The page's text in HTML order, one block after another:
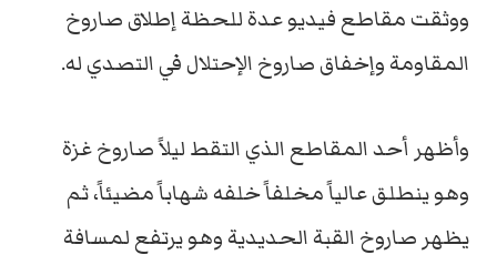
ووثقت مقاطع فيديو عدة للحظة إطلاق صاروخ
المقاومة وإخفاق صاروخ الإحتلال في التصدي له.
وأظهر أحد المقاطع الذي التقط ليلاً صاروخ غزة
وهو ينطلق عالياً مخلفاً خلفه شهاباً مضيئاً، ثم
يظهر صاروخ القبة الحديدية وهو يرتفع لمسافة